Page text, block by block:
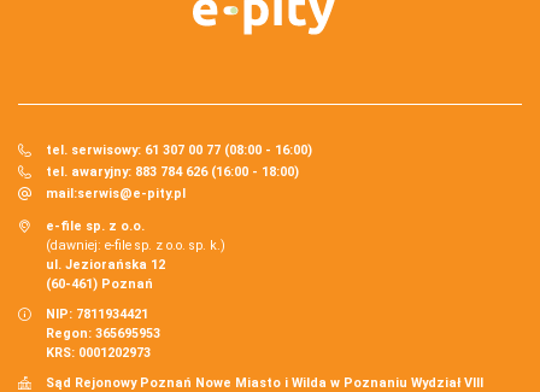
tel. serwisowy: 61 307 00 77 (08:00 - 16:00)
tel. awaryjny: 883 784 626 (16:00 - 18:00)
mail:serwis@e-pity.pl
e-file sp. z o.o.
(dawniej: e-file sp. z o.o. sp. k.)
ul. Jeziorańska 12
(60-461) Poznań
NIP: 7811934421
Regon: 365695953
KRS: 0001202973
Sąd Rejonowy Poznań Nowe Miasto i Wilda w Poznaniu Wydział VIII